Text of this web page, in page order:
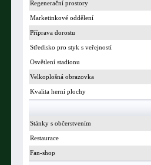
Regenerační prostory
Marketinkové oddělení
Příprava dorostu
Středisko pro styk s veřejností
Osvětlení stadionu
Velkoplošná obrazovka
Kvalita herní plochy
Stánky s občerstvením
Restaurace
Fan-shop